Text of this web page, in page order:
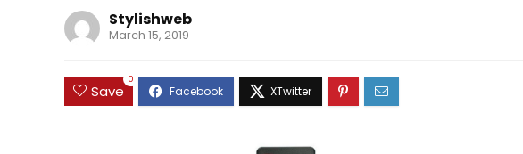
Stylishweb
March 15, 2019
Save
0